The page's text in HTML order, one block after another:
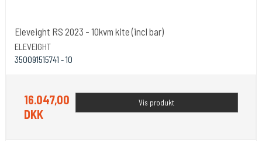
Eleveight RS 2023 - 10kvm kite (incl bar)
ELEVEIGHT
350091515741 - 10
16.047,00
DKK
Vis produkt